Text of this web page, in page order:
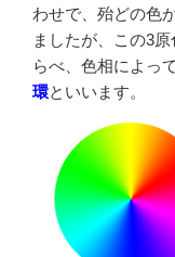
わせで、殆どの色
ましたが、この3原
らべ、色相によっ
環といいます。